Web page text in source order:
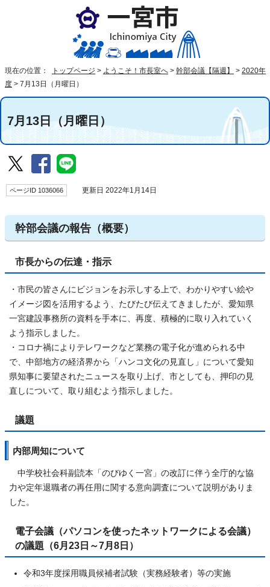
現在の位置： トップページ > ようこそ！市長室へ > 幹部会議【隔週】 > 2020年
度 > 7月13日（月曜日）
7月13日（月曜日）
ページID 1036066 更新日 2022年1月14日
幹部会議の報告（概要）
市長からの伝達・指示
・市民の皆さんにビジョンをお示しする上で、わかりやすい絵や
イメージ図を活用するよう、たびたび伝えてきましたが、愛知県
一宮建設事務所の資料を手本に、再度、積極的に取り入れていく
よう指示しました。
・コロナ禍によりテレワークなど業務の電子化が進められる中
で、中部地方の経済界から「ハンコ文化の見直し」について愛知
県知事に要望されたニュースを取り上げ、市としても、押印の見
直しについて、取り組むよう指示しました。
議題
内部周知について
中学校社会科副読本「のびゆく一宮」の改訂に伴う全庁的な協
力や定年退職者の再任用に関する意向調査について説明がありま
した。
電子会議（パソコンを使ったネットワークによる会議）
の議題（6月23日～7月8日）
令和3年度採用職員候補者試験（実務経験者）等の実施